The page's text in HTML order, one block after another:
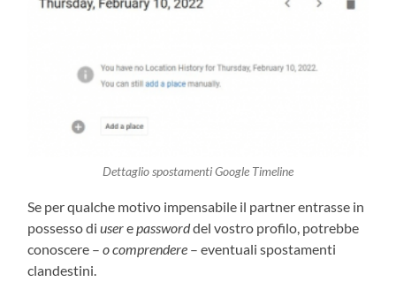
Dettaglio spostamenti Google Timeline
Se per qualche motivo impensabile il partner entrasse in
possesso diuserepassworddel vostro profilo, potrebbe
conoscere –o comprendere – eventuali spostamenti
clandestini.